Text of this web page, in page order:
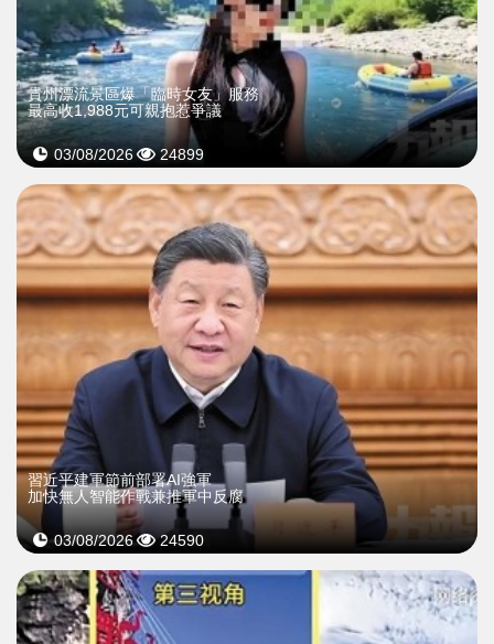
貴州漂流景區爆「臨時女友」服務
最高收1,988元可親抱惹爭議
03/08/2026 24899
習近平建軍節前部署AI強軍
加快無人智能作戰兼推軍中反腐
03/08/2026 24590